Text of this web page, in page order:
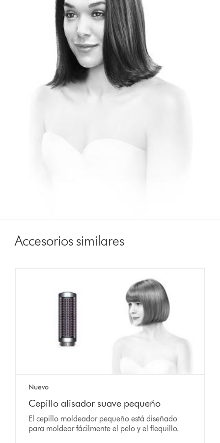
Accesorios similares
Nuevo
Cepillo alisador suave pequeño
El cepillo moldeador pequeño está diseñado
para moldear fácilmente el pelo y el flequillo.